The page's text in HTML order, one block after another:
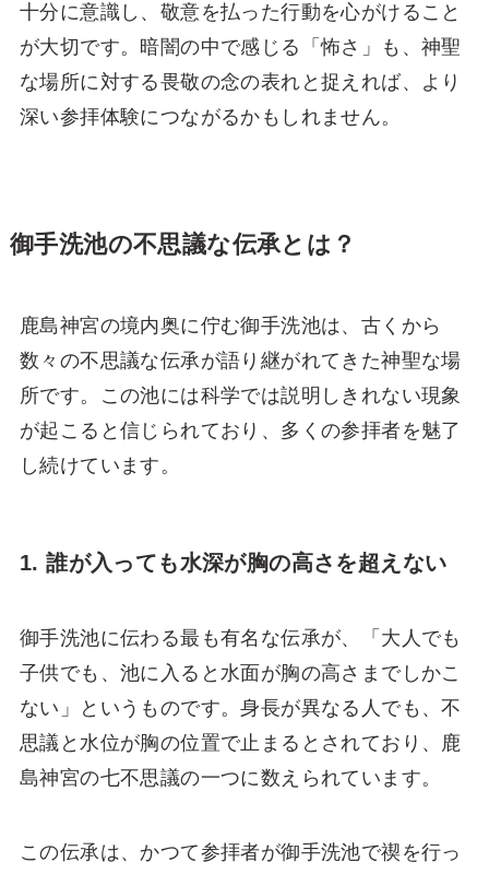
十分に意識し、敬意を払った行動を心がけること
が大切です。暗闇の中で感じる「怖さ」も、神聖
な場所に対する畏敬の念の表れと捉えれば、より
深い参拝体験につながるかもしれません。
御手洗池の不思議な伝承とは？
鹿島神宮の境内奥に佇む御手洗池は、古くから
数々の不思議な伝承が語り継がれてきた神聖な場
所です。この池には科学では説明しきれない現象
が起こると信じられており、多くの参拝者を魅了
し続けています。
1. 誰が入っても水深が胸の高さを超えない
御手洗池に伝わる最も有名な伝承が、「大人でも
子供でも、池に入ると水面が胸の高さまでしかこ
ない」というものです。身長が異なる人でも、不
思議と水位が胸の位置で止まるとされており、鹿
島神宮の七不思議の一つに数えられています。
この伝承は、かつて参拝者が御手洗池で禊を行っ